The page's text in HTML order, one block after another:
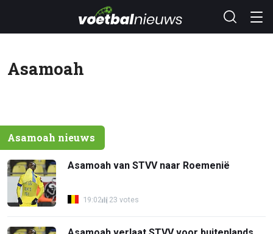
Asamoah
Asamoah nieuws
Asamoah van STVV naar Roemenië
19:02 23 votes